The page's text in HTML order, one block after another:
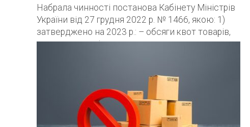
Набрала чинності постанова Кабінету Міністрів
України від 27 грудня 2022 р. № 1466, якою: 1)
затверджено на 2023 р.: – обсяги квот товарів,
експорт яких підлягає...